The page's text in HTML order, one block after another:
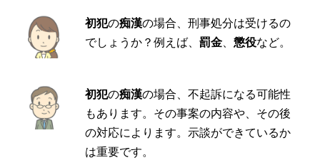
初犯の痴漢の場合、刑事処分は受けるの
でしょうか？例えば、罰金 、懲役など。
初犯の痴漢の場合、不起訴になる可能性
もあります。その事案の内容や、その後
の対応によります。示談ができているか
は重要です。